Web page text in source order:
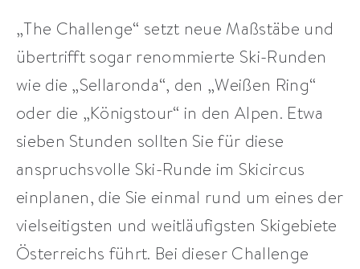
„The Challenge“ setzt neue Maßstäbe und
übertrifft sogar renommierte Ski-Runden
wie die „Sellaronda“, den „Weißen Ring“
oder die „Königstour“ in den Alpen. Etwa
sieben Stunden sollten Sie für diese
anspruchsvolle Ski-Runde im Skicircus
einplanen, die Sie einmal rund um eines der
vielseitigsten und weitläufigsten Skigebiete
Österreichs führt. Bei dieser Challenge